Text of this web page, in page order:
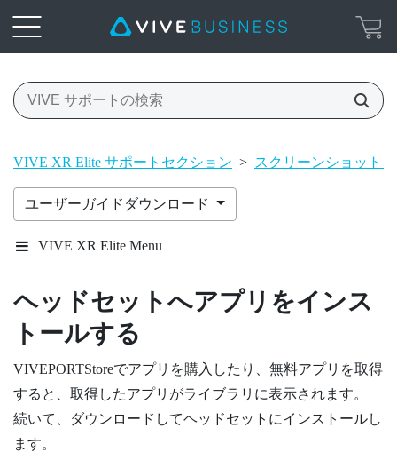
VIVE XR Elite サポートセクション > スクリーンショット
ユーザーガイドダウンロード
VIVE XR Elite Menu
ヘッドセットへアプリをインス
トールする
VIVEPORTStoreでアプリを購入したり、無料アプリを取得
すると、取得したアプリがライブラリに表示されます。
続いて、ダウンロードしてヘッドセットにインストールし
ます。